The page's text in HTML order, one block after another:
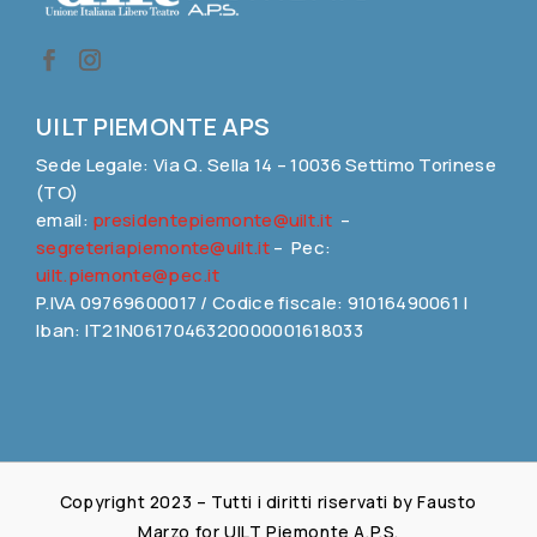
UILT PIEMONTE APS
Sede Legale: Via Q. Sella 14 – 10036 Settimo Torinese
(TO)
email: presidentepiemonte@uilt.it–
segreteriapiemonte@uilt.it– Pec:
uilt.piemonte@pec.it
P.IVA 09769600017 / Codice fiscale: 91016490061 |
Iban: IT21N0617046320000001618033
Copyright 2023 – Tutti i diritti riservati by Fausto
Marzo for UILT Piemonte A.P.S.